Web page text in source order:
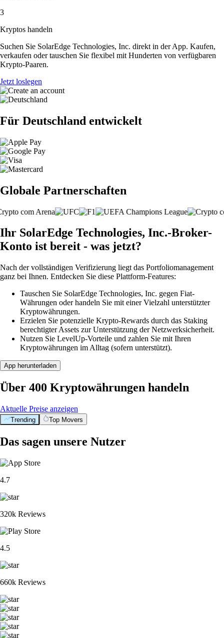
3
Kryptos handeln
Suchen Sie SolarEdge Technologies, Inc. direkt in der App. Kaufen,
verkaufen oder tauschen Sie flexibel mit Hunderten von verfügbaren
Krypto-Paaren.
Jetzt loslegen
Für Deutschland entwickelt
Globale Partnerschaften
Ihr SolarEdge Technologies, Inc.-Broker-
Konto ist bereit - was jetzt?
Nach der vollständigen Verifizierung liegt das Portfoliomanagement
ganz bei Ihnen. Entdecken Sie diese Plattform-Features:
Tauschen Sie SolarEdge Technologies, Inc. gegen Fiat-
Währungen oder handeln Sie mit einer Vielzahl unterstützter
Kryptowährungen.
Erzielen Sie potenzielle Krypto-Rewards durch das Staking
berechtigter Assets zur Unterstützung der Netzwerksicherheit.
Nutzen Sie LevelUp-Vorteile und zahlen Sie mit Ihren
Kryptowährungen im Alltag (sofern unterstützt).
App herunterladen
Über 400 Kryptowährungen handeln
Aktuelle Preise anzeigen
Trending Top Movers
Das sagen unsere Nutzer
4.7
320k Reviews
4.5
660k Reviews